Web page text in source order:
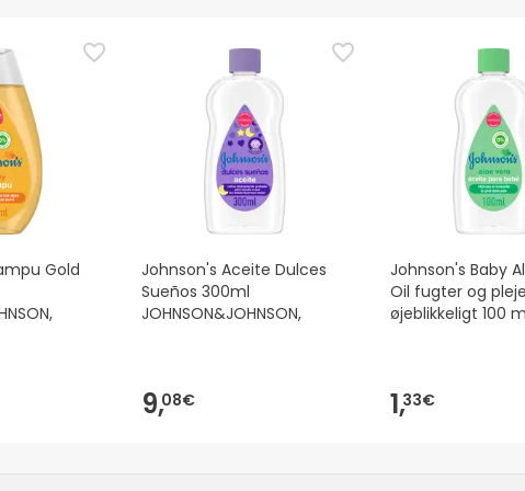
Gold
Johnson's Aceite Dulces
Sueños 300ml
JOHNSON&JOHNSON,
9,08€
Johnson's Baby
Oil fugter og
øjeblikkeligt 100
1,33€